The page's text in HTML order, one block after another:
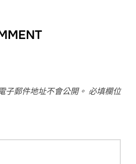
子郵件地址不會公開。 必填欄位